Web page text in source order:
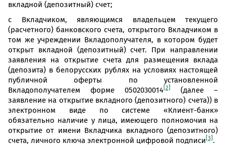
вкладной (депозитный) счет;
с Вкладчиком, являющимся владельцем текущего
(расчетного) банковского счета, открытого Вкладчиком в
том же учреждении Вкладополучателя, в котором будет
открыт вкладной (депозитный) счет. При направлении
заявления на открытие счета для размещения вклада
(депозита) в белорусских рублях на условиях настоящей
публичной оферты по установленной
Вкладополучателем форме 0502030014 [2]
(далее –
заявление на открытие вкладного (депозитного) счета)) в
электронном виде по системе «Клиент-банк»
обязательно наличие у лица, имеющего полномочия на
открытие от имени Вкладчика вкладного (депозитного)
счета, личного ключа электронной цифровой подписи [3] .